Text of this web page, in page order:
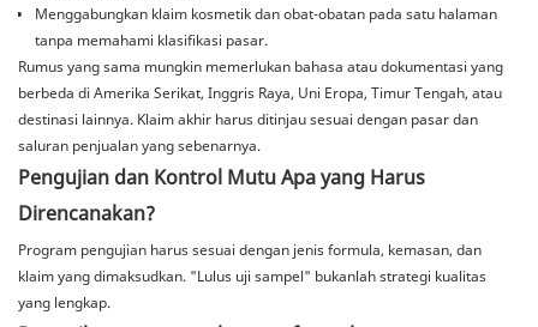
Menggabungkan klaim kosmetik dan obat-obatan pada satu halaman
tanpa memahami klasifikasi pasar.
Rumus yang sama mungkin memerlukan bahasa atau dokumentasi yang
berbeda di Amerika Serikat, Inggris Raya, Uni Eropa, Timur Tengah, atau
destinasi lainnya. Klaim akhir harus ditinjau sesuai dengan pasar dan
saluran penjualan yang sebenarnya.
Pengujian dan Kontrol Mutu Apa yang Harus
Direncanakan?
Program pengujian harus sesuai dengan jenis formula, kemasan, dan
klaim yang dimaksudkan. "Lulus uji sampel" bukanlah strategi kualitas
yang lengkap.